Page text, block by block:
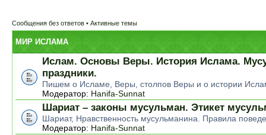
Сообщения без ответов • Активные темы
МИР ИСЛАМА
Ислам. Основы Веры. История Ислама.
праздники.
Пишем о Исламе, Веры, столпов Веры и о истории
Модератор: Hanifa-Sunnat
Шариат – законы мусульман. Этикет
Шариат, Нравственность мусульманина. Правила
Модератор: Hanifa-Sunnat